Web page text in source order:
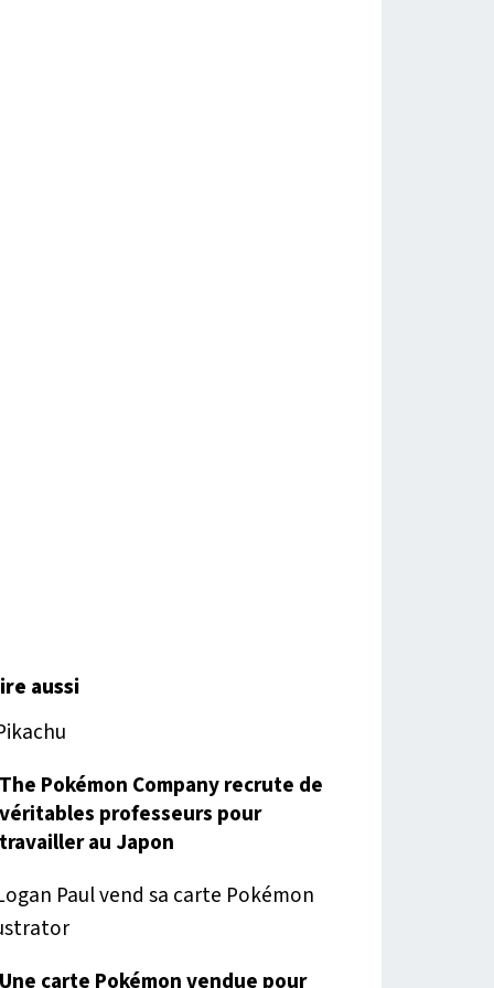
aussi
The Pokémon Company recrute de
véritables professeurs pour
travailler au Japon
Une carte Pokémon vendue pour